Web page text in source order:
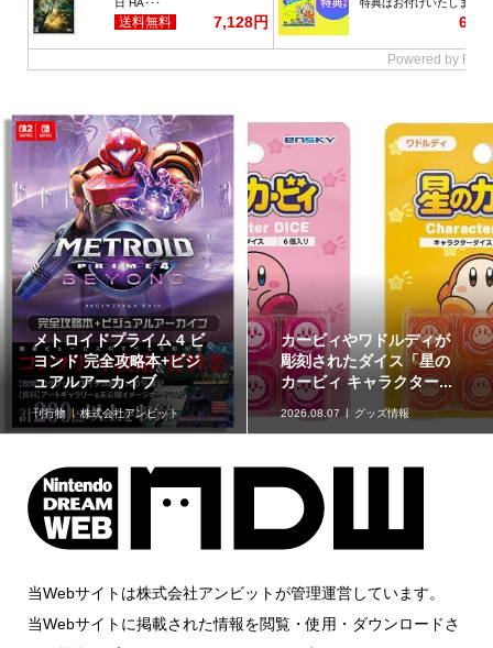
メトロイドプライム 4 ビ
ヨンド 完全攻略本+ビジ
ュアルアーカイブ
刊行物 株式会社アンビット
カービィやワドルディが
彫刻されたダイス「星の
カービィ キャラクター...
2026.08.07 グッズ情報
当Webサイトは株式会社アンビットが管理運営しています。
当Webサイトに掲載された情報を閲覧・使用・ダウンロードさ